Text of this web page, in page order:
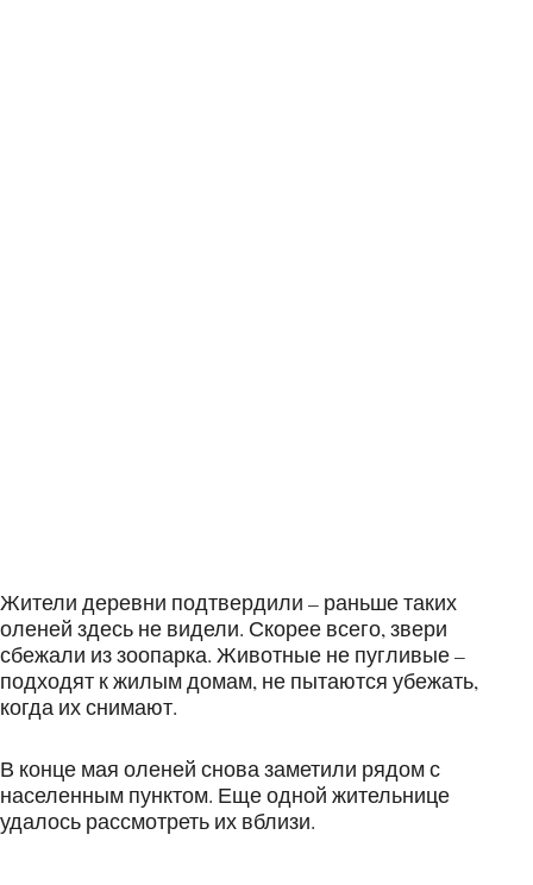
Жители деревни подтвердили – раньше таких
оленей здесь не видели. Скорее всего, звери
сбежали из зоопарка. Животные не пугливые –
подходят к жилым домам, не пытаются убежать,
когда их снимают.
В конце мая оленей снова заметили рядом с
населенным пунктом. Еще одной жительнице
удалось рассмотреть их вблизи.